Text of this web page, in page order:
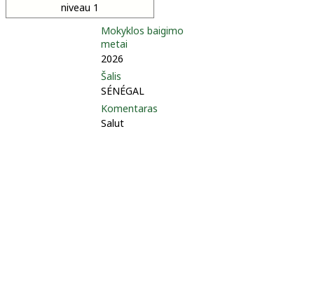
niveau 1
Mokyklos baigimo
metai
2026
Šalis
SÉNÉGAL
Komentaras
Salut